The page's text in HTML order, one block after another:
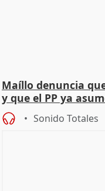
Maíllo denuncia
y que el PP ya
Sonido Totales